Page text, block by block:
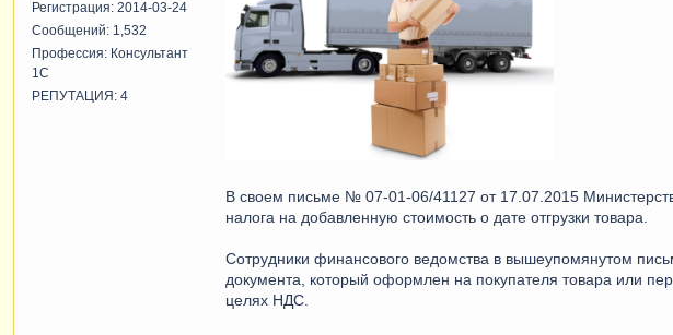
Регистрация: 2014-03-24
Сообщений: 1,532
Профессия: Консультант
1С
РЕПУТАЦИЯ: 4
В своем письме № 07-01-06/41127 от 17.07.2015
налога на добавленную стоимость о дате отгрузки товара.
Сотрудники финансового ведомства в вышеупомянутом
документа, который оформлен на покупателя товара или
целях НДС.